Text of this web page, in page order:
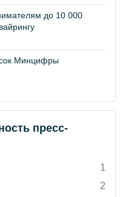
до 10 000
Минцифры
пресс-
1
2